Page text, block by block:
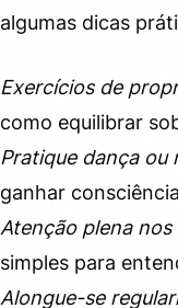
algumas dicas
Exercícios de
como equilibrar
Pratique dança
ganhar
Atenção plena
simples para
Alongue-se